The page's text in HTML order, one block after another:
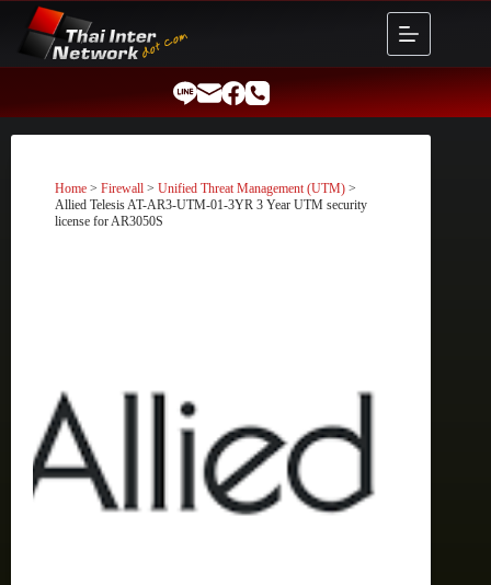
content
Home > Firewall > Unified Threat Management (UTM) >
Allied Telesis AT-AR3-UTM-01-3YR 3 Year UTM security
license for AR3050S